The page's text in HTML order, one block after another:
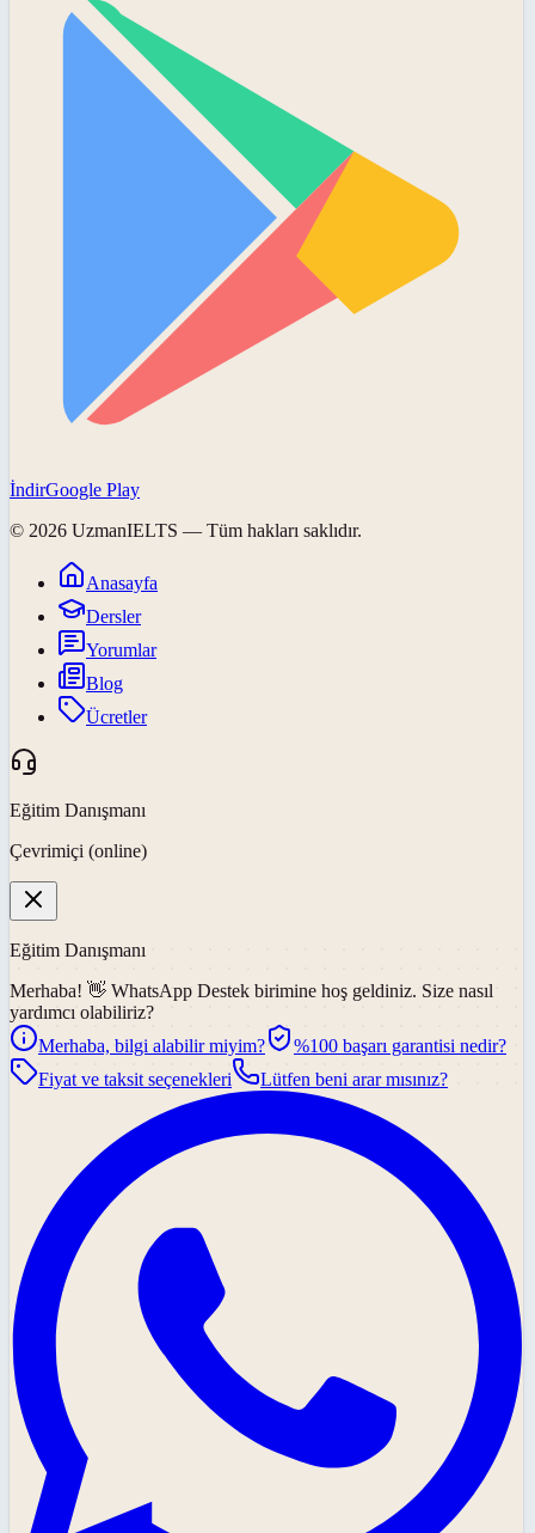
İndirGoogle Play
© 2026 UzmanIELTS — Tüm hakları saklıdır.
Anasayfa
Dersler
Yorumlar
Blog
Ücretler
Eğitim Danışmanı
Çevrimiçi (online)
Eğitim Danışmanı
Merhaba! 👋 WhatsApp Destek birimine hoş geldiniz. Size nasıl
yardımcı olabiliriz?
Merhaba, bilgi alabilir miyim?
%100 başarı garantisi nedir?
Fiyat ve taksit seçenekleri
Lütfen beni arar mısınız?